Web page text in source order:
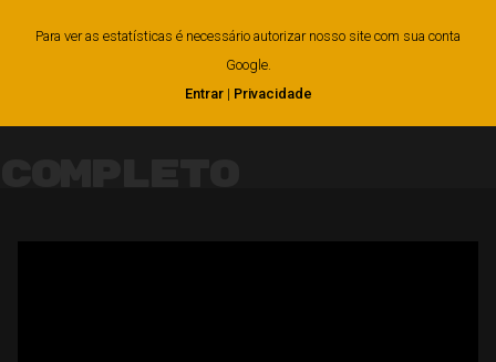
Para ver as estatísticas é necessário autorizar nosso site com sua conta
Google.
Entrar| Privacidade